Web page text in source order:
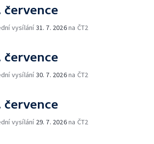
července
vysílání31. 7. 2026na ČT2
července
vysílání30. 7. 2026na ČT2
července
vysílání 29. 7. 2026na ČT2